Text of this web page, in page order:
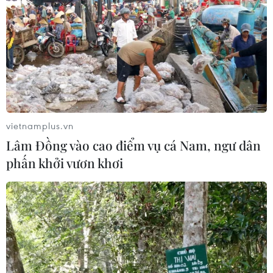
triển nhà ở xã hội
28/07/2026 07:02
Đà Nẵng lên phương án tái định cư
cho hộ dân di dời khỏi chung cư
xuống cấp
24/07/2026 07:14
Hòa Phát tổ chức lễ cất nóc hơn 800
căn hộ nhà ở xã hội Khu công nghiệp
Yên Mỹ II
24/07/2026 04:33
Đà Nẵng sẽ khởi công 8 dự án nhà ở
vietnamplus.vn
Lâm Đồng vào cao điểm vụ cá Nam, ngư dân
phấn khởi vươn khơi